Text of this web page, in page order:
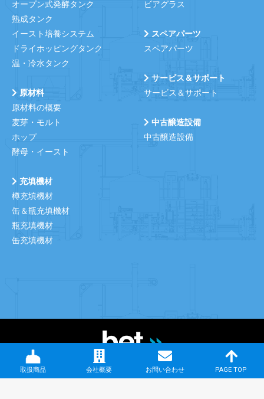
オープン式発酵タンク
熟成タンク
イースト培養システム
ドライホッピングタンク
温・冷水タンク
原材料
原材料の概要
麦芽・モルト
ホップ
酵母・イースト
充填機材
樽充填機材
缶＆瓶充填機材
瓶充填機材
缶充填機材
ビアグラス
スペアパーツ
スペアパーツ
サービス＆サポート
サービス＆サポート
中古醸造設備
中古醸造設備
取扱商品 会社概要 お問い合わせ PAGE TOP
© BET Co.,Ltd.
Main menu